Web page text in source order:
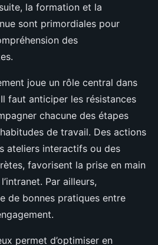
la formation et la
sont primordiales pour
des
joue un rôle central dans
faut anticiper les résistances
chacune des étapes
de travail. Des actions
ateliers interactifs ou des
favorisent la prise en main
Par ailleurs,
de bonnes pratiques entre
permet d’optimiser en